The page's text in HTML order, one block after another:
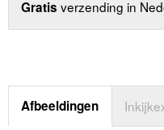
Gratis verzending in
Afbeeldingen